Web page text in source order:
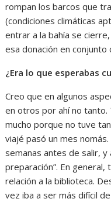
rompan los barcos que
(condiciones climáticas
entrar a la bahía se
esa donación en conjunto
¿Era lo que esperabas
Creo que en algunos
en otros por ahí no tanto.
mucho porque no tuve
viajé pasó un mes
semanas antes de salir, y
preparación”. En
relación a la biblioteca.
vez iba a ser más difícil